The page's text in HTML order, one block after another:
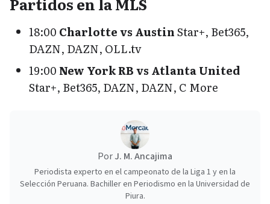
18:00 Charlotte vs AustinStar+, Bet365,
DAZN, DAZN, OLL.tv
19:00 New York RB vs Atlanta United
Star+, Bet365, DAZN, DAZN, C More
PorJ. M. Ancajima
Periodista experto en el campeonato de la Liga 1 y en la
Selección Peruana. Bachiller en Periodismo en la Universidad de
Piura.